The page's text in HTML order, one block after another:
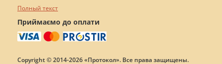
Полный текст
Приймаємо до оплати
Copyright © 2014-2026 «Протокол». Все права защищены.